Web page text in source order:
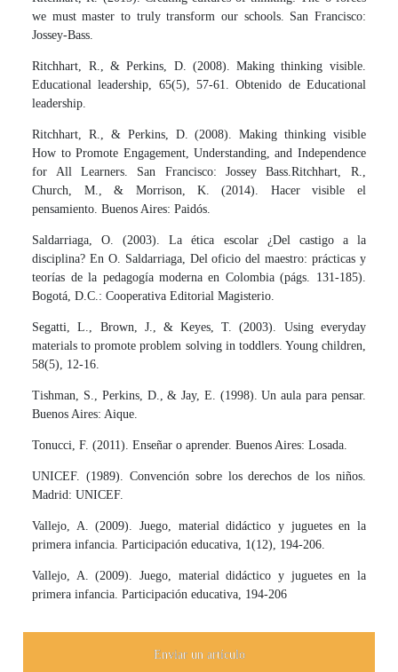
we must master to truly transform our schools. San Francisco:
Jossey-Bass.
Ritchhart, R., & Perkins, D. (2008). Making thinking visible.
Educational leadership, 65(5), 57-61. Obtenido de Educational
leadership.
Ritchhart, R., & Perkins, D. (2008). Making thinking visible
How to Promote Engagement, Understanding, and Independence
for All Learners. San Francisco: Jossey Bass.Ritchhart, R.,
Church, M., & Morrison, K. (2014). Hacer visible el
pensamiento. Buenos Aires: Paidós.
Saldarriaga, O. (2003). La ética escolar ¿Del castigo a la
disciplina? En O. Saldarriaga, Del oficio del maestro: prácticas y
teorías de la pedagogía moderna en Colombia (págs. 131-185).
Bogotá, D.C.: Cooperativa Editorial Magisterio.
Segatti, L., Brown, J., & Keyes, T. (2003). Using everyday
materials to promote problem solving in toddlers. Young children,
58(5), 12-16.
Tishman, S., Perkins, D., & Jay, E. (1998). Un aula para pensar.
Buenos Aires: Aique.
Tonucci, F. (2011). Enseñar o aprender. Buenos Aires: Losada.
UNICEF. (1989). Convención sobre los derechos de los niños.
Madrid: UNICEF.
Vallejo, A. (2009). Juego, material didáctico y juguetes en la
primera infancia. Participación educativa, 1(12), 194-206.
Vallejo, A. (2009). Juego, material didáctico y juguetes en la
primera infancia. Participación educativa, 194-206
Enviar un artículo